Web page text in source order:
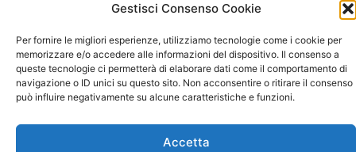
Gestisci Consenso Cookie
Per fornire le migliori esperienze, utilizziamo tecnologie come i cookie per
memorizzare e/o accedere alle informazioni del dispositivo. Il consenso a
queste tecnologie ci permetterà di elaborare dati come il comportamento di
navigazione o ID unici su questo sito. Non acconsentire o ritirare il consenso
può influire negativamente su alcune caratteristiche e funzioni.
Accetta
k
d
i
n
-
i
e
o
o
k
-
f
t
g
r
a
m
t
k
t
r
e
s
t
n. 71.06.2024.00548 Provvedimento concessivo: decreto del
12.11.2024, n. 18632/2024